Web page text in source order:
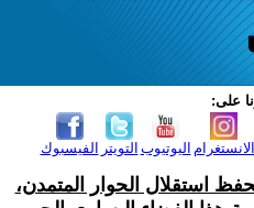
على:
الفيسبوك التويتر اليوتيوب الانستغرام
استقلال الحوار المتمدن،